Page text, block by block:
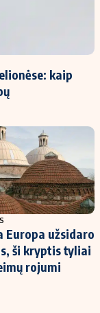
kaip
Europa užsidaro
ši kryptis tyliai
rojumi